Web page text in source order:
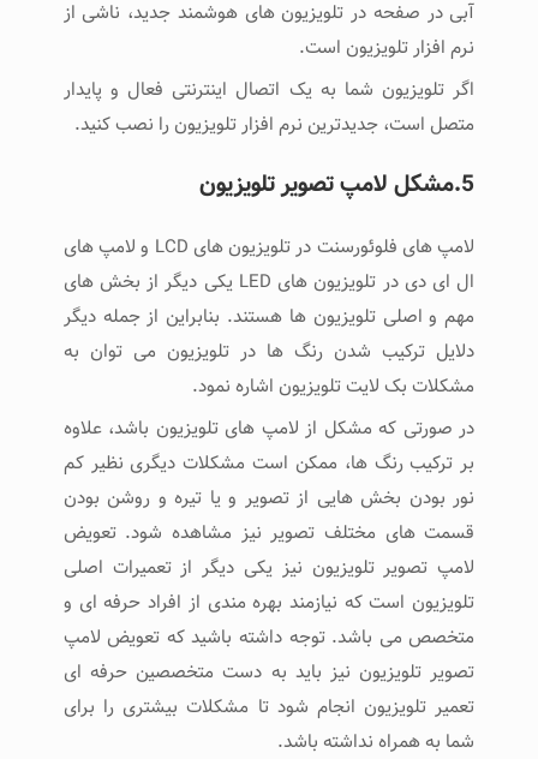
آبی در صفحه در تلویزیون های هوشمند جدید، ناشی از
نرم افزار تلویزیون است.
اگر تلویزیون شما به یک اتصال اینترنتی فعال و پایدار
متصل است، جدیدترین نرم افزار تلویزیون را نصب کنید.
5.مشکل لامپ تصویر تلویزیون
لامپ های فلوئورسنت در تلویزیون های LCD و لامپ های
ال ای دی در تلویزیون های LED یکی دیگر از بخش های
مهم و اصلی تلویزیون ها هستند. بنابراین از جمله دیگر
دلایل ترکیب شدن رنگ ها در تلویزیون می توان به
مشکلات بک لایت تلویزیون اشاره نمود.
در صورتی که مشکل از لامپ های تلویزیون باشد، علاوه
بر ترکیب رنگ ها، ممکن است مشکلات دیگری نظیر کم
نور بودن بخش هایی از تصویر و یا تیره و روشن بودن
قسمت های مختلف تصویر نیز مشاهده شود. تعویض
لامپ تصویر تلویزیون نیز یکی دیگر از تعمیرات اصلی
تلویزیون است که نیازمند بهره مندی از افراد حرفه ای و
متخصص می باشد. توجه داشته باشید که تعویض لامپ
تصویر تلویزیون نیز باید به دست متخصصین حرفه ای
تعمیر تلویزیون انجام شود تا مشکلات بیشتری را برای
شما به همراه نداشته باشد.